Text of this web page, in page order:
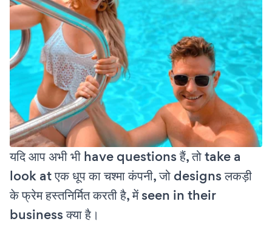
यदि आप अभी भी have questions हैं, तो take a
look at एक धूप का चश्मा कंपनी, जो designs लकड़ी
के फ्रेम हस्तनिर्मित करती है, में seen in their
business क्या है।